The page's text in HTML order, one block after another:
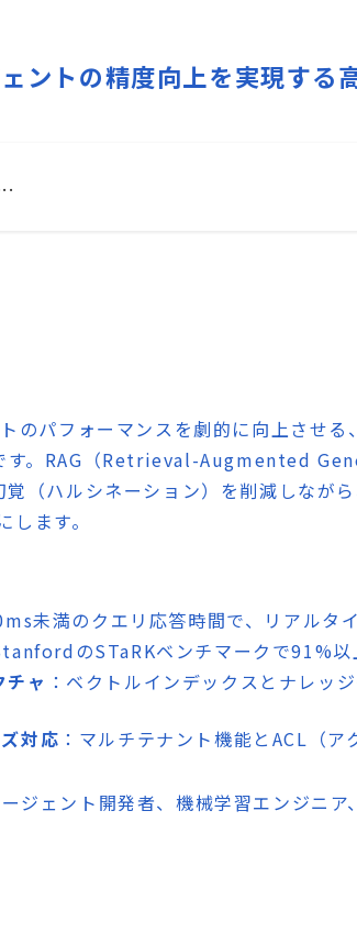
ントの精度向上を実現する
のパフォーマンスを劇的に向上させる
す。RAG（Retrieval-Augmented
（ハルシネーション）を削減しなが
ます。
未満のクエリ応答時間で、リアルタ
のSTaRKベンチマークで91%
チャ ：ベクトルインデックスとナレッ
対応 ：マルチテナント機能とACL（
ジェント開発者、機械学習エンジニア